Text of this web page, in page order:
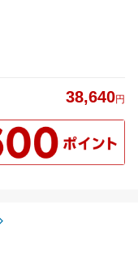
38,640円